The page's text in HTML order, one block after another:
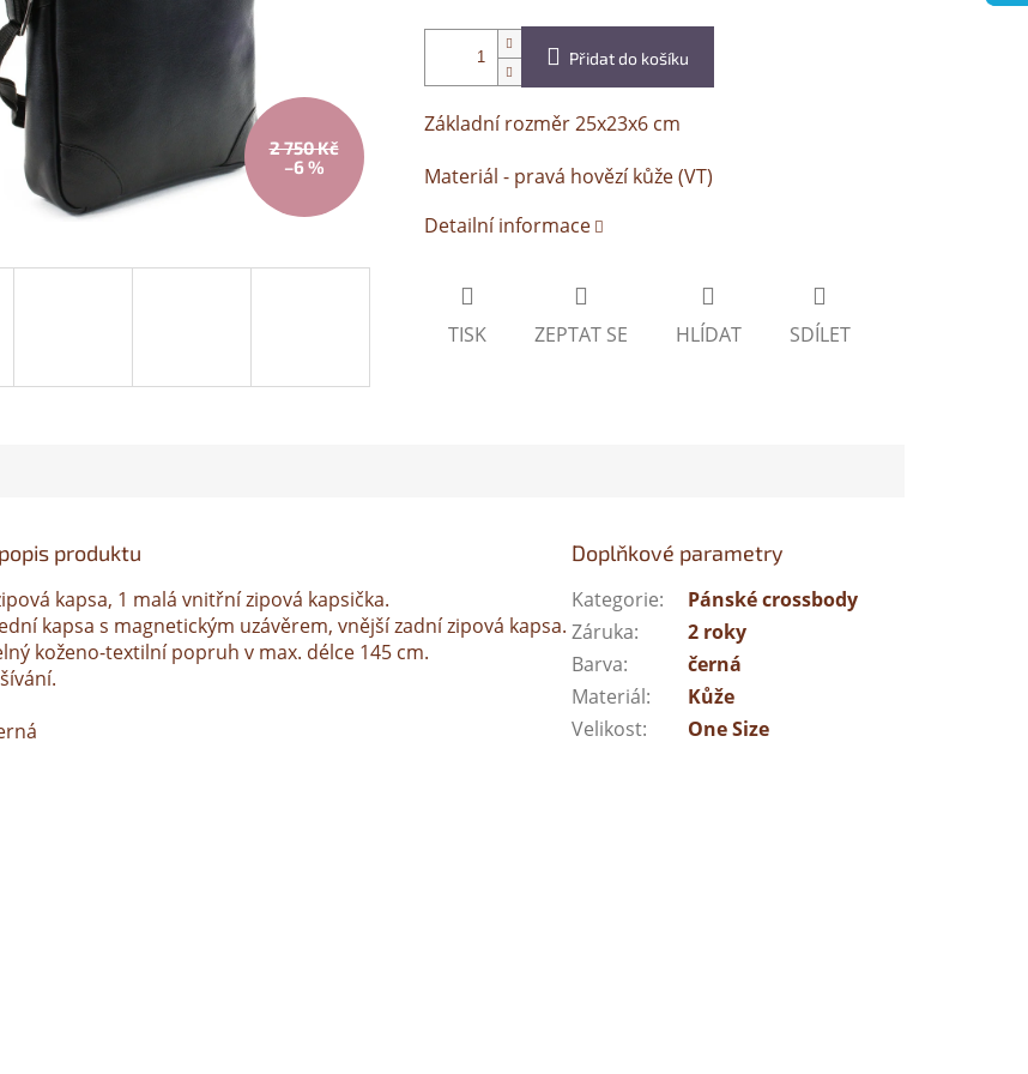
2 750 Kč
–6 %
Přidat do košíku
Základní rozměr 25x23x6 cm
Materiál - pravá hovězí kůže (VT)
Detailní informace
TISK ZEPTAT SE HLÍDAT SDÍLET
produktu
kapsa, 1 malá vnitřní zipová kapsička.
kapsa s magnetickým uzávěrem, vnější zadní zipová kapsa.
koženo-textilní popruh v max. délce 145 cm.
Doplňkové parametry
Kategorie:
Pánské crossbody
Záruka:
2 roky
Barva:
černá
Materiál:
Kůže
Velikost: One Size